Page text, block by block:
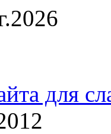
для